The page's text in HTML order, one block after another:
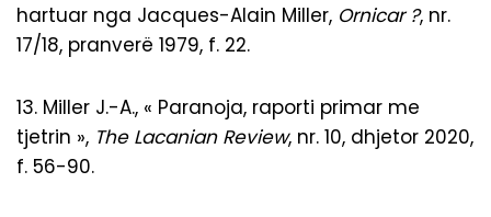
hartuar nga Jacques-Alain Miller, Ornicar ?, nr.
17/18, pranverë 1979, f. 22.
13. Miller J.-A., « Paranoja, raporti primar me
tjetrin », The Lacanian Review, nr. 10, dhjetor 2020,
f. 56-90.